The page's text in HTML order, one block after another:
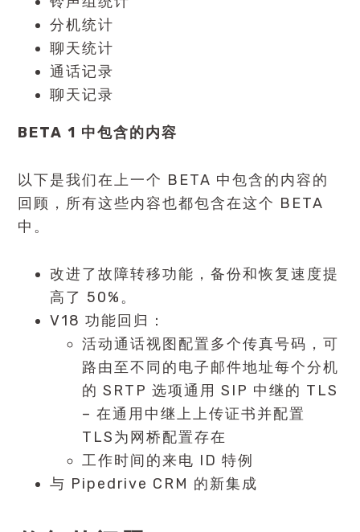
分机统计
聊天统计
通话记录
聊天记录
BETA 1 中包含的内容
以下是我们在上一个 BETA 中包含的内容的
回顾，所有这些内容也都包含在这个 BETA
中。
改进了故障转移功能，备份和恢复速度提
高了 50%。
V18 功能回归：
活动通话视图配置多个传真号码，可
路由至不同的电子邮件地址每个分机
的 SRTP 选项通用 SIP 中继的 TLS
– 在通用中继上上传证书并配置
TLS为网桥配置存在
工作时间的来电 ID 特例
与 Pipedrive CRM 的新集成